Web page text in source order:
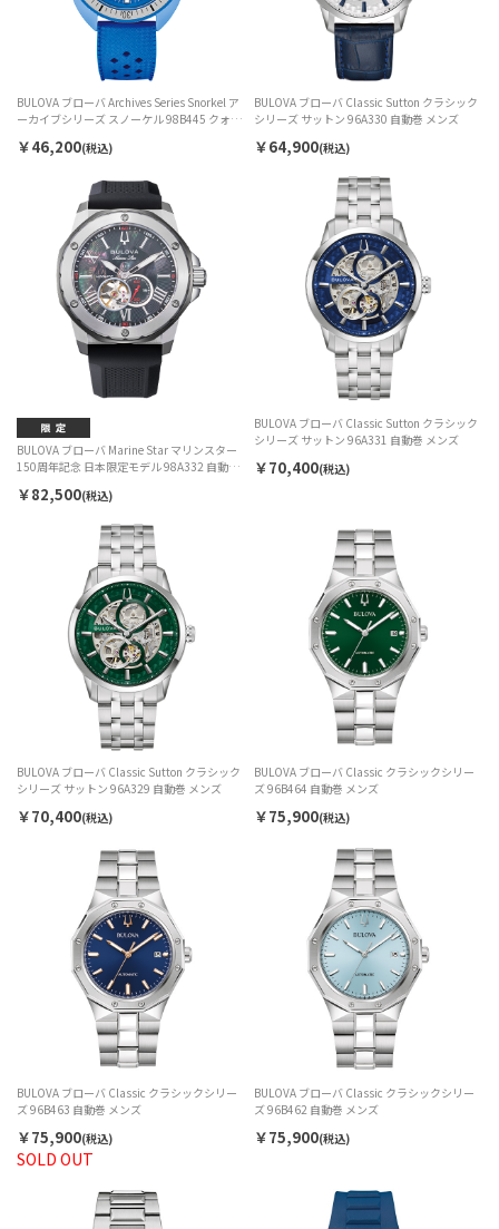
BULOVA ブローバ Archives Series Snorkel ア
ーカイブシリーズ スノーケル 98B445 クォー
￥46,200(税込)
BULOVA ブローバ Classic Sutton クラシック
シリーズ サットン 96A330 自動巻 メンズ
￥64,900(税込)
BULOVA ブローバ Marine Star マリンスター
150周年記念 日本限定モデル 98A332 自動巻
￥82,500(税込)
BULOVA ブローバ Classic Sutton クラシック
シリーズ サットン 96A331 自動巻 メンズ
￥70,400(税込)
BULOVA ブローバ Classic Sutton クラシック
シリーズ サットン 96A329 自動巻 メンズ
￥70,400(税込)
BULOVA ブローバ Classic クラシックシリー
ズ 96B464 自動巻 メンズ
￥75,900(税込)
SOLD OUT
BULOVA ブローバ Classic クラシックシリー
ズ 96B463 自動巻 メンズ
￥75,900(税込)
BULOVA ブローバ Classic クラシックシリー
ズ 96B462 自動巻 メンズ
￥75,900(税込)